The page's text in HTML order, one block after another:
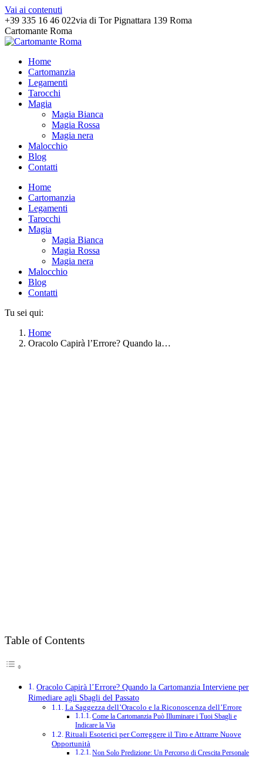
Vai ai contenuti
+39 335 16 46 022via di Tor Pignattara 139 Roma
Cartomante Roma
Home
Cartomanzia
Legamenti
Tarocchi
Magia
Magia Bianca
Magia Rossa
Magia nera
Malocchio
Blog
Contatti
Home
Cartomanzia
Legamenti
Tarocchi
Magia
Magia Bianca
Magia Rossa
Magia nera
Malocchio
Blog
Contatti
Tu sei qui:
Home
Oracolo Capirà l’Errore? Quando la…
Table of Contents
Oracolo Capirà l’Errore? Quando la Cartomanzia Interviene per
Rimediare agli Sbagli del Passato
La Saggezza dell’Oracolo e la Riconoscenza dell’Errore
Come la Cartomanzia Può Illuminare i Tuoi Sbagli e
Indicare la Via
Rituali Esoterici per Correggere il Tiro e Attrarre Nuove
Opportunità
Non Solo Predizione: Un Percorso di Crescita Personale